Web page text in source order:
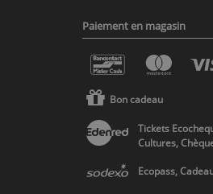
Paiement en magasin
Bon cadeau
Tickets
Cultures,
Ecopass,